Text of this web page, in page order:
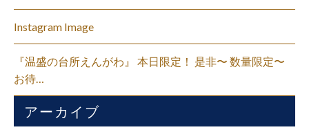
Instagram Image
『温盛の台所えんがわ』 本日限定！ 是非〜 数量限定〜
お待…
アーカイブ